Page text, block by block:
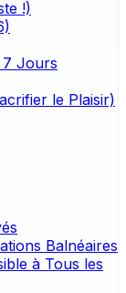
!)
7 Jours
le Plaisir)
Balnéaires
à Tous les